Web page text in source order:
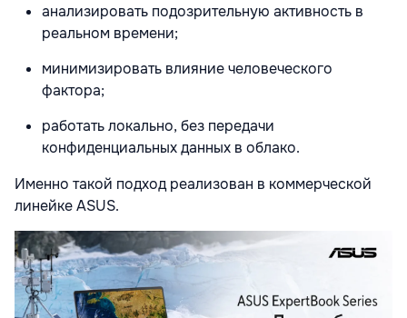
анализировать подозрительную активность в
реальном времени;
минимизировать влияние человеческого
фактора;
работать локально, без передачи
конфиденциальных данных в облако.
Именно такой подход реализован в коммерческой
линейке ASUS.